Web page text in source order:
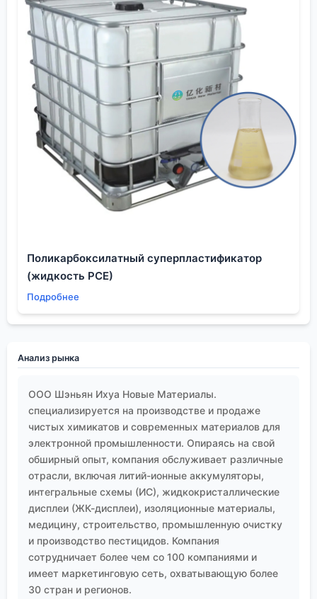
конкретной задаче, которую тебе нужно решить.
Все остальное — детали, которые либо сложатся,
либо нет.
Поликарбоксилатный суперпластификатор
(жидкость PCE)
Подробнее
Анализ рынка
ООО Шэньян Ихуа Новые Материалы.
специализируется на производстве и продаже
чистых химикатов и современных материалов для
электронной промышленности. Опираясь на свой
обширный опыт, компания обслуживает различные
отрасли, включая литий-ионные аккумуляторы,
интегральные схемы (ИС), жидкокристаллические
дисплеи (ЖК-дисплеи), изоляционные материалы,
медицину, строительство, промышленную очистку
и производство пестицидов. Компания
сотрудничает более чем со 100 компаниями и
имеет маркетинговую сеть, охватывающую более
30 стран и регионов.